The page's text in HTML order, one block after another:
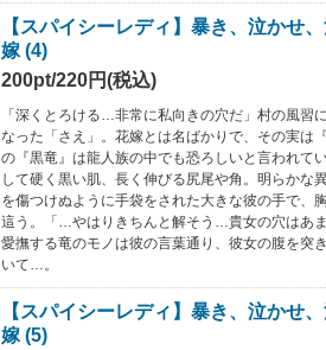
【スパイシーレディ】暴き、泣かせ
嫁 (4)
200pt/220円(税込)
「深くとろける…非常に私向きの穴だ」村の風習
なった「さえ」。花嫁とは名ばかりで、その実
の『黒竜』は龍人族の中でも恐ろしいと言われて
して硬く黒い肌、長く伸びる尻尾や角。明らかな
を傷つけぬように手袋をされた大きな彼の手で、
這う。「…やはりきちんと解そう…貴女の穴はあ
愛撫する竜のモノは彼の言葉通り、彼女の腹を突
いて…。
【スパイシーレディ】暴き、泣かせ
嫁 (5)